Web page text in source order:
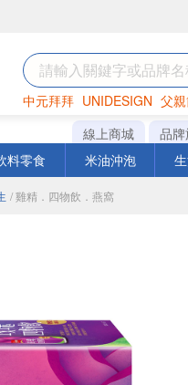
中元拜拜 UNIDESIGN 父
罐頭 海苔 洋芋片
線上商城 品
料零食 米油沖泡
/ 雞精．四物飲．燕窩